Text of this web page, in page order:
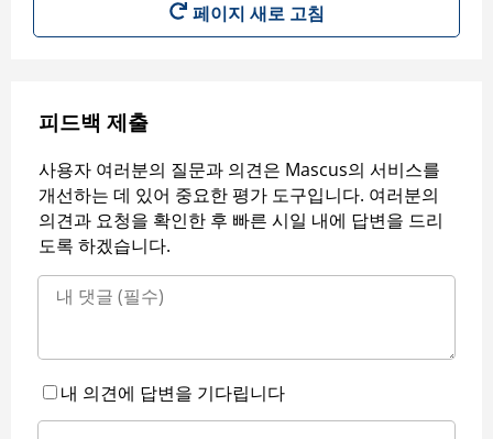
페이지 새로 고침
피드백 제출
사용자 여러분의 질문과 의견은 Mascus의 서비스를
개선하는 데 있어 중요한 평가 도구입니다. 여러분의
의견과 요청을 확인한 후 빠른 시일 내에 답변을 드리
도록 하겠습니다.
내 의견에 답변을 기다립니다